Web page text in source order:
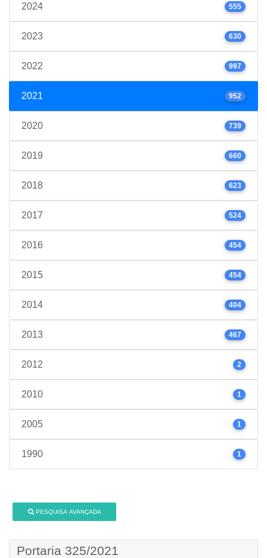
2024 555
2023 630
2022 997
2021 952
2020 739
2019 660
2018 623
2017 524
2016 454
2015 454
2014 404
2013 467
2012 2
2010 1
2005 1
1990 1
PESQUISA AVANÇADA
Portaria 325/2021